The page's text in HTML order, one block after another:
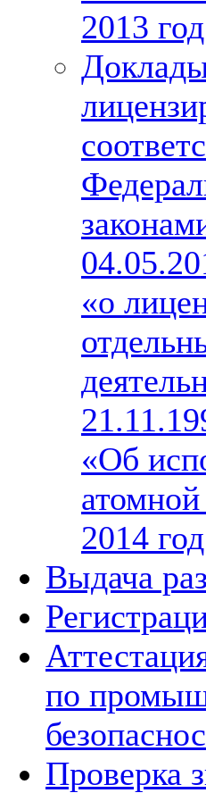
2013 год
«о
«Об
атомной
2014 год
Выдача
по
Проверка